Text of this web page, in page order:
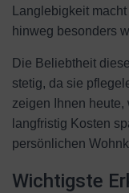
Langlebigkeit
hinweg besonders
Die Beliebtheit
stetig, da sie
zeigen Ihnen heute,
langfristig Kosten
persönlichen
Wichtigste